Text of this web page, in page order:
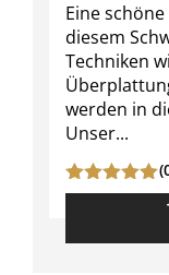
Eine
diesem
Techniken
werden in
Unser...